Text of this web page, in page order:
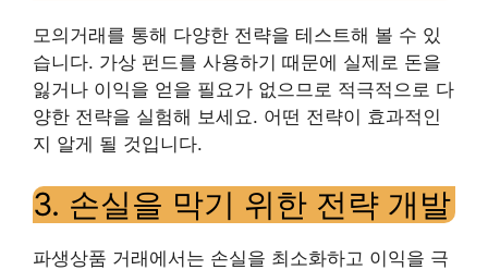
모의거래를 통해 다양한 전략을 테스트해 볼 수 있
습니다. 가상 펀드를 사용하기 때문에 실제로 돈을
잃거나 이익을 얻을 필요가 없으므로 적극적으로 다
양한 전략을 실험해 보세요. 어떤 전략이 효과적인
지 알게 될 것입니다.
3. 손실을 막기 위한 전략 개발
파생상품 거래에서는 손실을 최소화하고 이익을 극